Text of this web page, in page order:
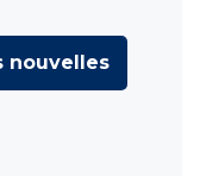
nouvelles